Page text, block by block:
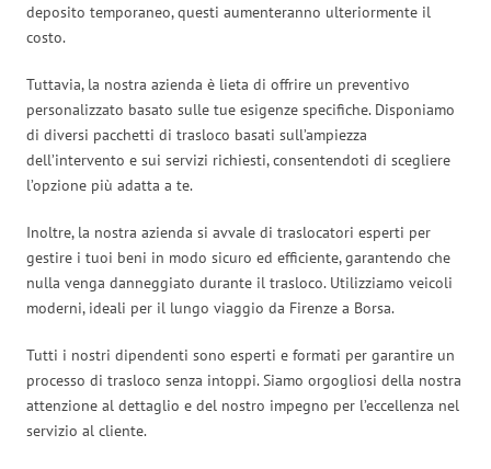
deposito temporaneo, questi aumenteranno ulteriormente il
costo.
Tuttavia, la nostra azienda è lieta di offrire un preventivo
personalizzato basato sulle tue esigenze specifiche. Disponiamo
di diversi pacchetti di trasloco basati sull’ampiezza
dell’intervento e sui servizi richiesti, consentendoti di scegliere
l’opzione più adatta a te.
Inoltre, la nostra azienda si avvale di traslocatori esperti per
gestire i tuoi beni in modo sicuro ed efficiente, garantendo che
nulla venga danneggiato durante il trasloco. Utilizziamo veicoli
moderni, ideali per il lungo viaggio da Firenze a Borsa.
Tutti i nostri dipendenti sono esperti e formati per garantire un
processo di trasloco senza intoppi. Siamo orgogliosi della nostra
attenzione al dettaglio e del nostro impegno per l’eccellenza nel
servizio al cliente.